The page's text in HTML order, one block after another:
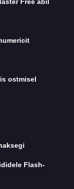
ostmisel
Flash-